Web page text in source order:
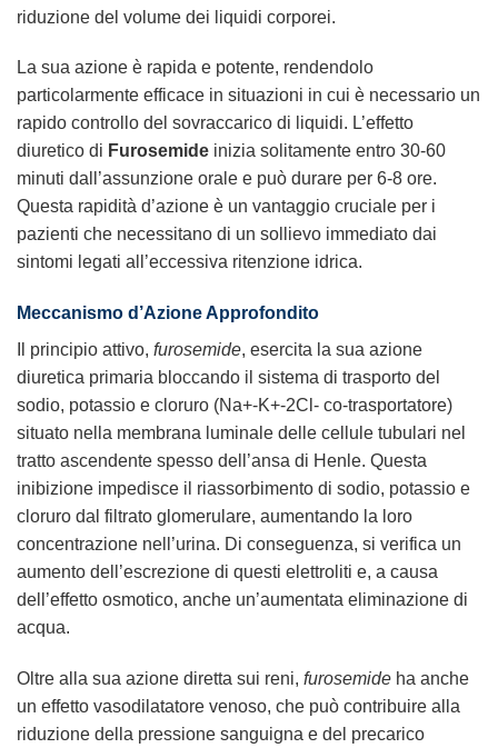
riduzione del volume dei liquidi corporei.
La sua azione è rapida e potente, rendendolo
particolarmente efficace in situazioni in cui è necessario un
rapido controllo del sovraccarico di liquidi. L’effetto
diuretico di Furosemide inizia solitamente entro 30-60
minuti dall’assunzione orale e può durare per 6-8 ore.
Questa rapidità d’azione è un vantaggio cruciale per i
pazienti che necessitano di un sollievo immediato dai
sintomi legati all’eccessiva ritenzione idrica.
Meccanismo d’Azione Approfondito
Il principio attivo, furosemide, esercita la sua azione
diuretica primaria bloccando il sistema di trasporto del
sodio, potassio e cloruro (Na+-K+-2Cl- co-trasportatore)
situato nella membrana luminale delle cellule tubulari nel
tratto ascendente spesso dell’ansa di Henle. Questa
inibizione impedisce il riassorbimento di sodio, potassio e
cloruro dal filtrato glomerulare, aumentando la loro
concentrazione nell’urina. Di conseguenza, si verifica un
aumento dell’escrezione di questi elettroliti e, a causa
dell’effetto osmotico, anche un’aumentata eliminazione di
acqua.
Oltre alla sua azione diretta sui reni, furosemide ha anche
un effetto vasodilatatore venoso, che può contribuire alla
riduzione della pressione sanguigna e del precarico